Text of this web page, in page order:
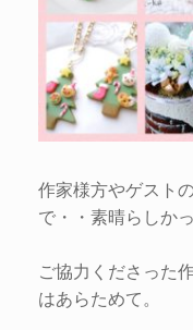
作家様方やゲスト
で・・素晴らしか
ご協力くださった
はあらためて。